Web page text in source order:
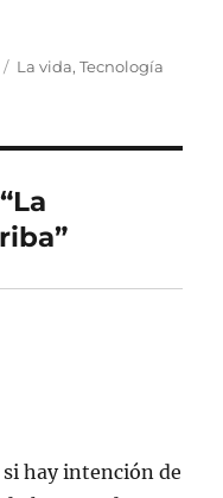
Categorías
La vida,Tecnología
hay intención de